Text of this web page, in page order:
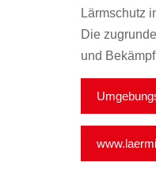
Lärmschutz
Die
und